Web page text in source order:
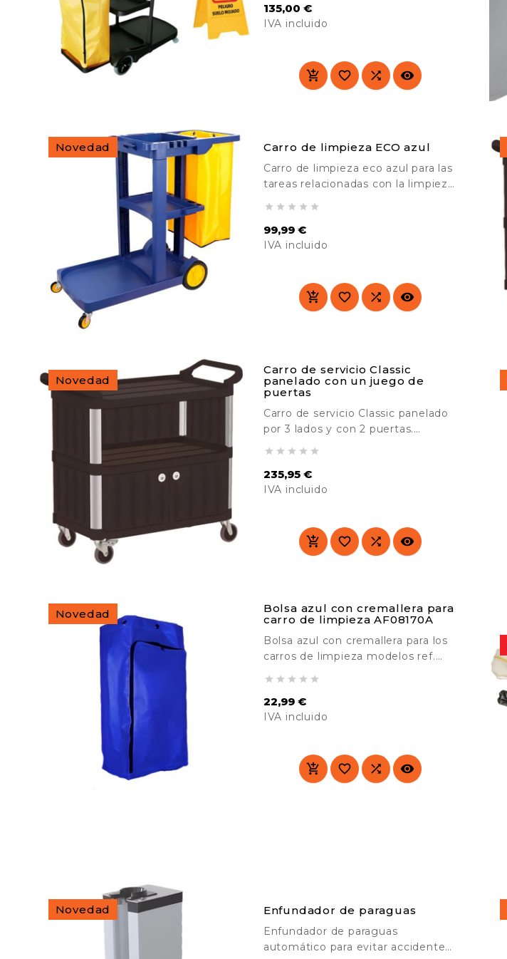
entorno. Versátil y fácil de
maniobrar. Ideal para empresas de
135,00 €
IVA incluido
   
Novedad Carro de limpieza ECO azul
Carro de limpieza eco azul para las
tareas relacionadas con la limpieza
    
99,99 €
IVA incluido
   
Novedad
Carro de servicio Classic
panelado con un juego de
puertas
Carro de servicio Classic panelado
por 3 lados y con 2 puertas.
duradero. Ideal para el transporte
de material en hoteles, hospitales,
    
235,95 €
IVA incluido
   
Novedad
Bolsa azul con cremallera para
carro de limpieza AF08170A
Bolsa azul con cremallera para los
carros de limpieza modelos ref.
    
22,99 €
IVA incluido
   
Novedad Enfundador de paraguas
Enfundador de paraguas
automático para evitar accidentes